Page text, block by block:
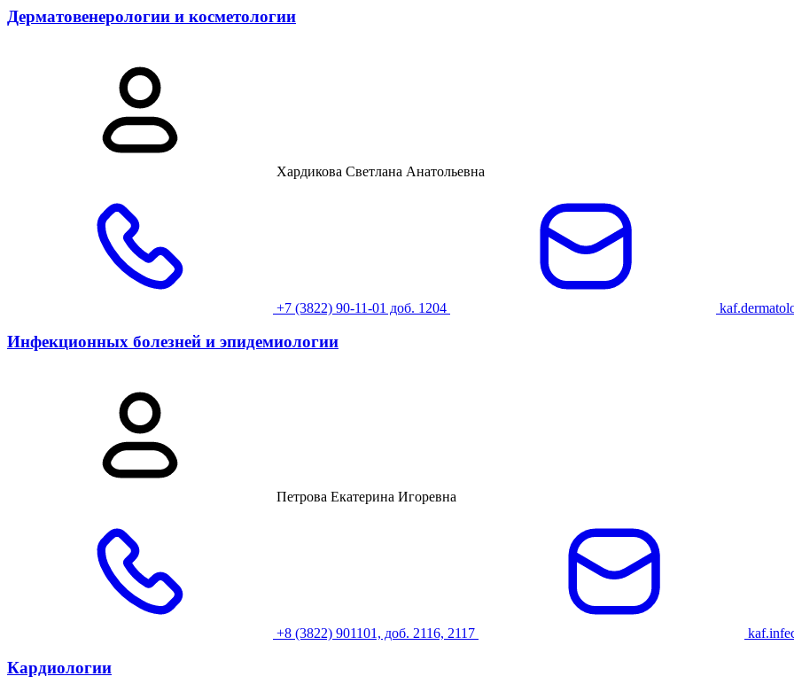
Дерматовенерологии и косметологии
Хардикова Светлана Анатольевна
+7 (3822) 90-11-01 доб. 1204
Инфекционных болезней и эпидемиологии
Петрова Екатерина Игоревна
+8 (3822) 901101, доб. 2116, 2117
Кардиологии